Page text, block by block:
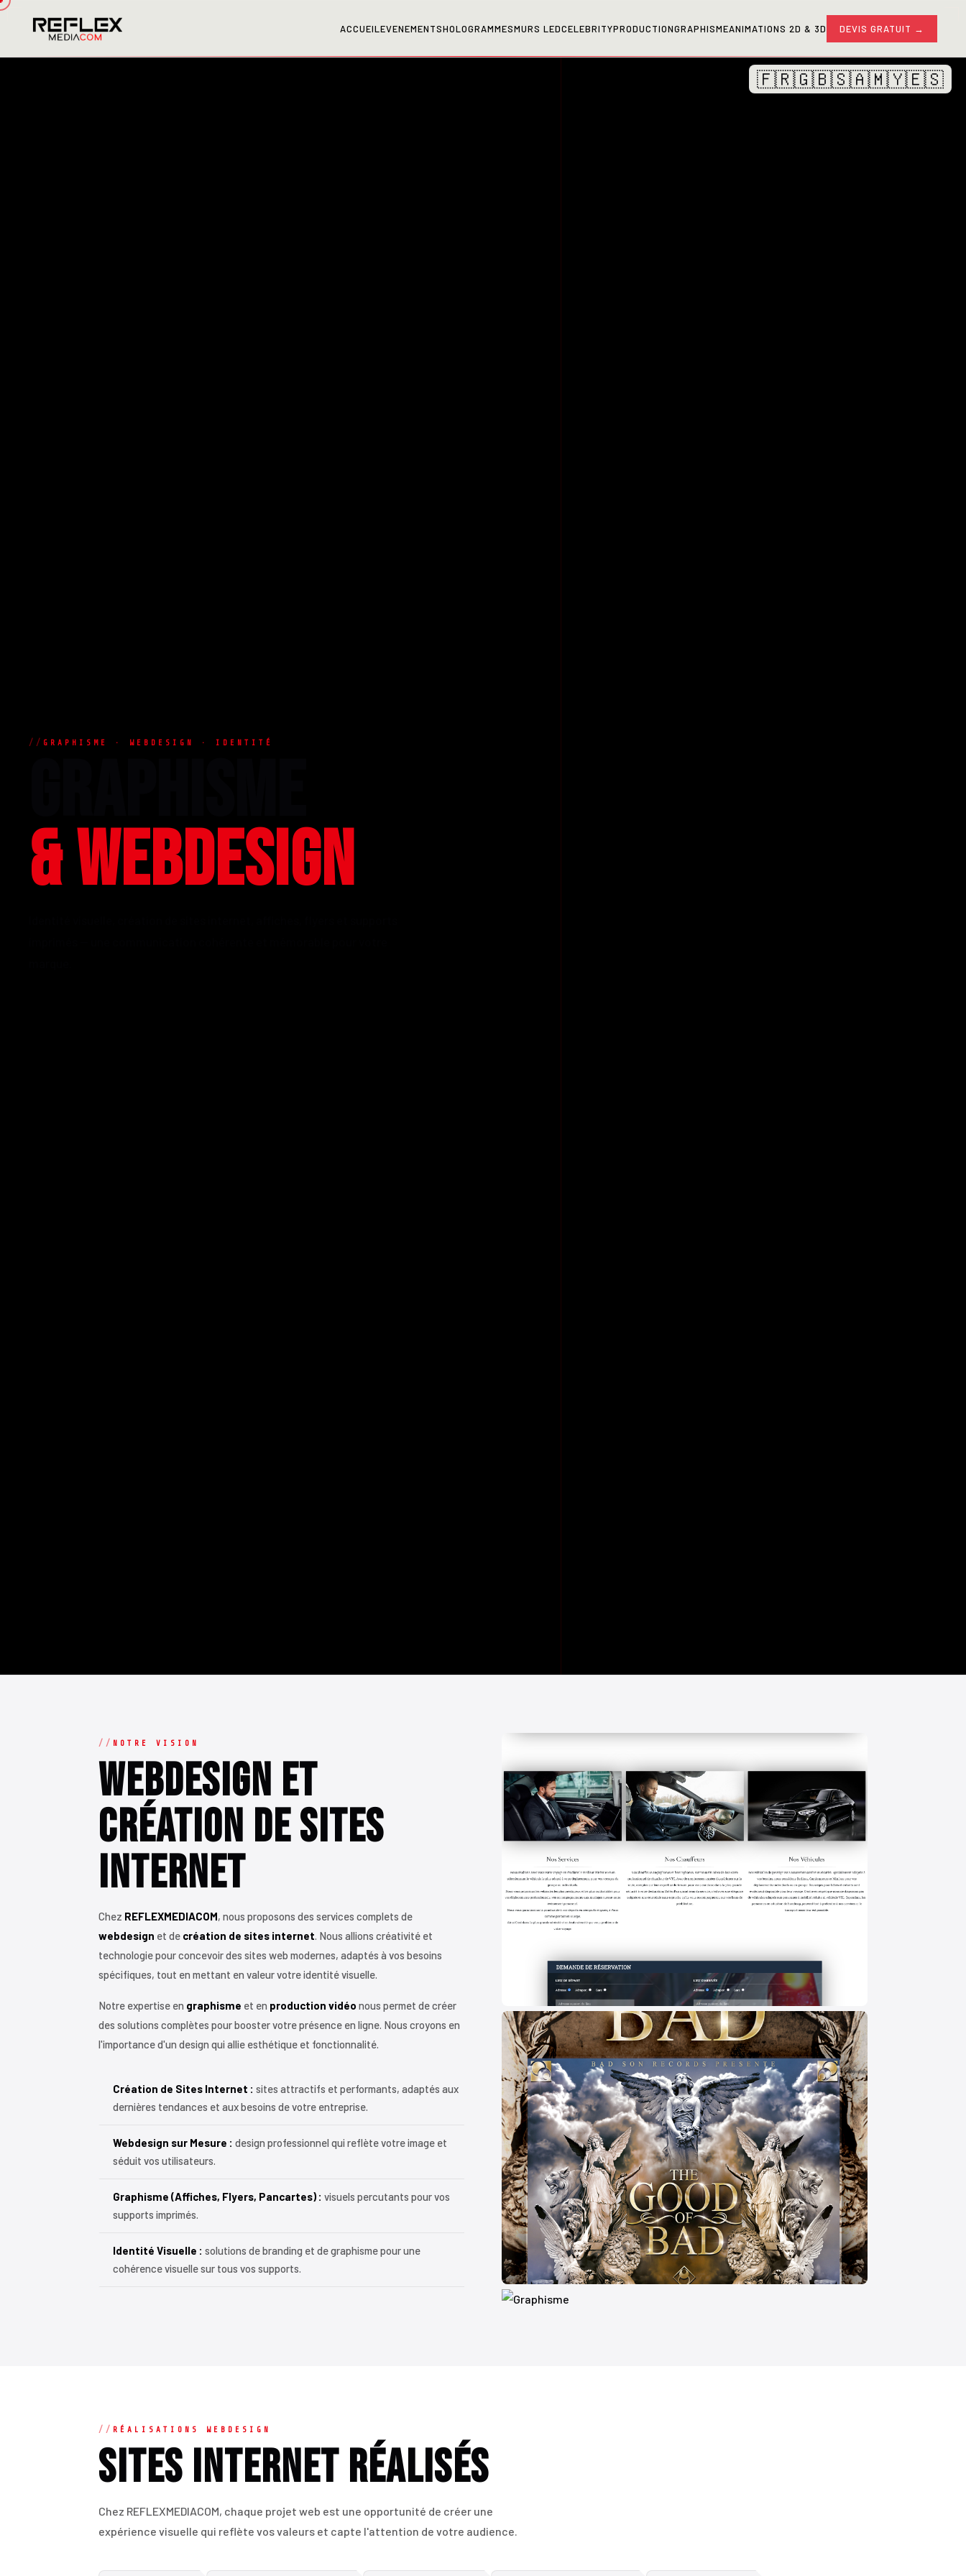
ACCUEILEVENEMENTSHOLOGRAMMESMURS LEDCELEBRITYPRODUCTIONGRAPHISMEANIMATIONS 2D & 3D DEVIS GRATUIT →
GRAPHISME · WEBDESIGN · IDENTITÉ
& WEBDESIGN
NOTRE VISION
Webdesign et
Création de Sites
Internet
Chez REFLEXMEDIACOM, nous proposons des services complets de
webdesign et de création de sites internet . Nous allions créativité et
technologie pour concevoir des sites web modernes, adaptés à vos besoins
spécifiques, tout en mettant en valeur votre identité visuelle.
Notre expertise en graphisme et en production vidéo nous permet de créer
des solutions complètes pour booster votre présence en ligne. Nous croyons en
l'importance d'un design qui allie esthétique et fonctionnalité.
Création de Sites Internet : sites attractifs et performants, adaptés aux
dernières tendances et aux besoins de votre entreprise.
Webdesign sur Mesure : design professionnel qui reflète votre image et
séduit vos utilisateurs.
Graphisme (Affiches, Flyers, Pancartes) : visuels percutants pour vos
supports imprimés.
Identité Visuelle : solutions de branding et de graphisme pour une
cohérence visuelle sur tous vos supports.
RÉALISATIONS WEBDESIGN
Sites Internet Réalisés
Chez REFLEXMEDIACOM, chaque projet web est une opportunité de créer une
expérience visuelle qui reflète vos valeurs et capte l'attention de votre audience.
🇫🇷🇬🇧🇸🇦🇲🇾🇪🇸